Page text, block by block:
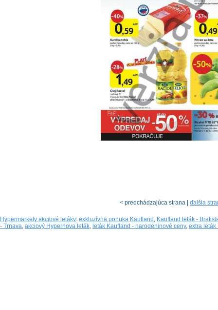
< predchádzajúca strana | ďalšia
Hypermarkety akciové letáky: exkluzívna ponuka Kaufland , Kaufland leták -
- Trnava, akciový Hypernova leták, leták Kaufland - narodeninové ceny, extra leták